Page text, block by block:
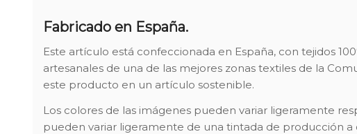
Fabricado en España.
Este artículo está confeccionada en España, con tejidos
artesanales de una de las mejores zonas textiles de la
este producto en un artículo sostenible.
Los colores de las imágenes pueden variar ligeramente
pueden variar ligeramente de una tintada de producción a